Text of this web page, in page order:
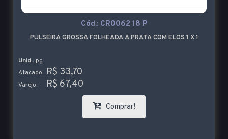
Cód.: CR0062 18 P
PULSEIRA GROSSA FOLHEADA A PRATA COM ELOS 1 X 1
Unid.: pç
Atacado: R$ 33,70
Varejo: R$ 67,40
Comprar!